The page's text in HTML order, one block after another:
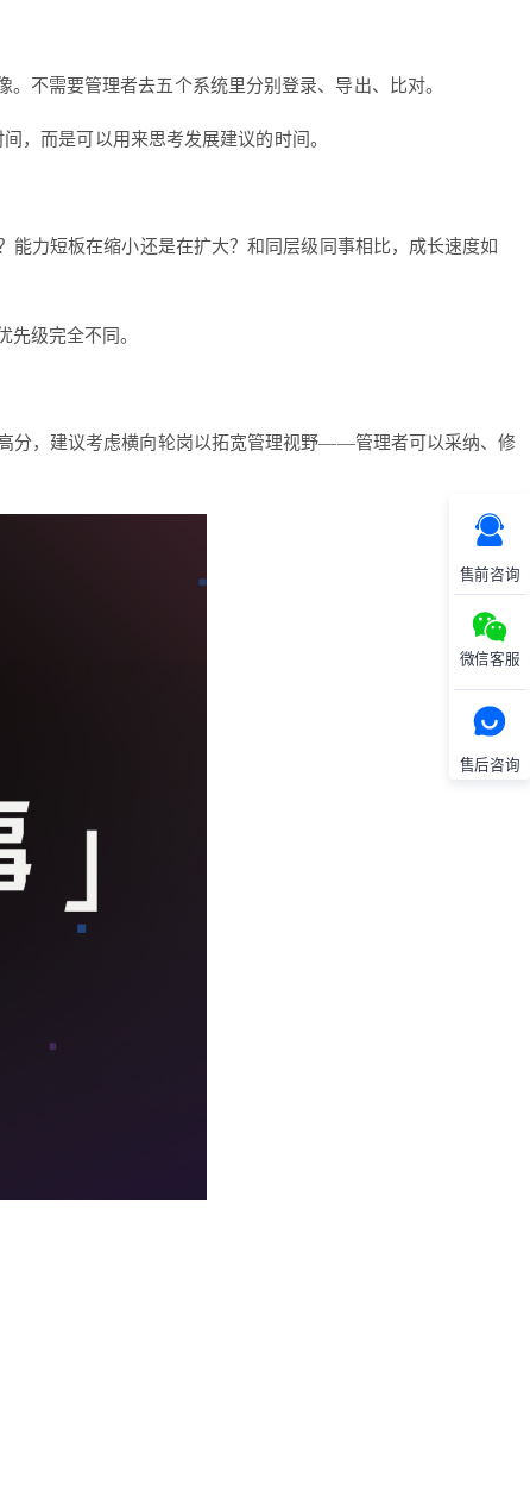
售前咨询
微信客服
售后咨询
不需要管理者去五个系统里分别登录、导出、比对。
，而是可以用来思考发展建议的时间。
能力短板在缩小还是在扩大？和同层级同事相比，成长速度如
级完全不同。
分，建议考虑横向轮岗以拓宽管理视野——管理者可以采纳、修